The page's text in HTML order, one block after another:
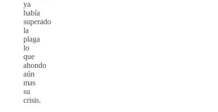
ya
había
superado
la
plaga
lo
que
ahondo
aún
mas
su
crisis.